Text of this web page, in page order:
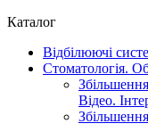
Каталог
Відбілюючі
Стоматологія.
Відео.